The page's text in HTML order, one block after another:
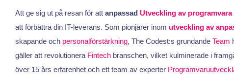
Att ge sig ut på resan för att anpassad Utveckling av programvara
att förbättra din IT-leverans. Som pionjärer inom utveckling av
skapande och personalförstärkning, The Codest:s grundande Team
gäller att revolutionera Fintechbranschen, vilket kulminerade i
över 15 års erfarenhet och ett team av experter